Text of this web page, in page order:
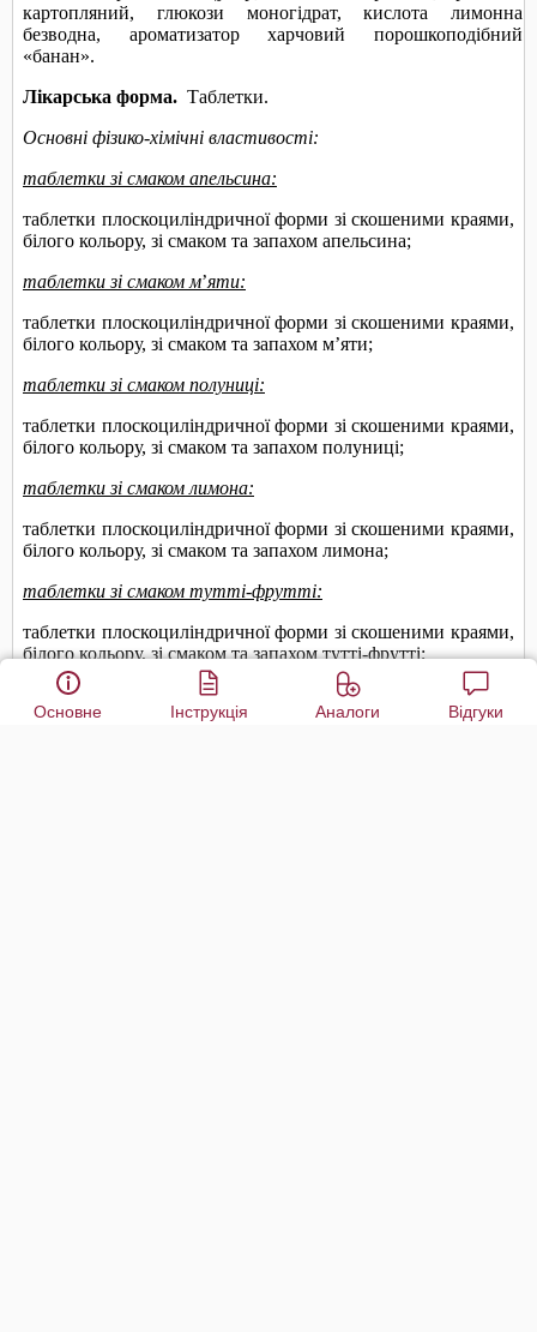
Основне Інструкція Аналоги Відгуки